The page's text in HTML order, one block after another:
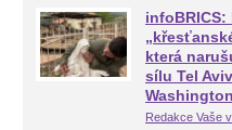
infoBRICS:
která
sílu Tel
Redakce Vaše